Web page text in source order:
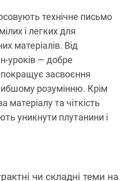
технічне письмо
і легких для
матеріалів. Від
уроків — добре
засвоєння
розумінню. Крім
матеріалу та чіткість
уникнути плутанини і
чи складні теми на